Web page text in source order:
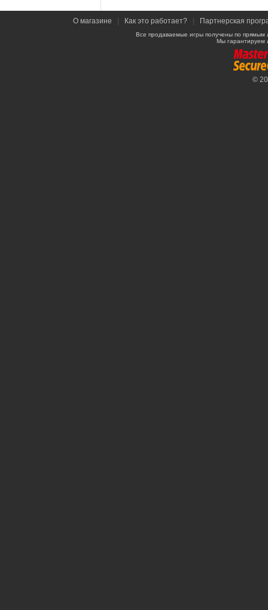
О магазине Как это работает? Партнерская
Все продаваемые игры получены по
Мы гарантируем
©